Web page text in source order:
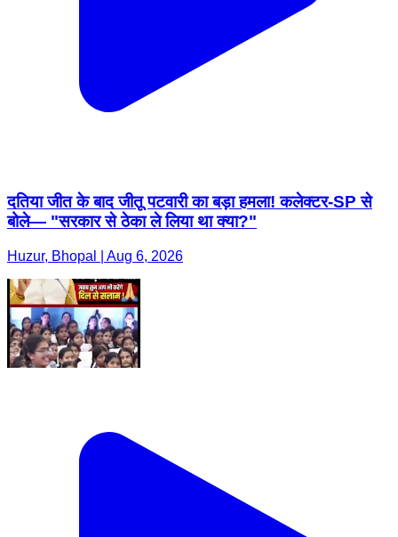
दतिया जीत के बाद जीतू पटवारी का बड़ा हमला! कलेक्टर-SP से
बोले— "सरकार से ठेका ले लिया था क्या?"
Huzur, Bhopal | Aug 6, 2026